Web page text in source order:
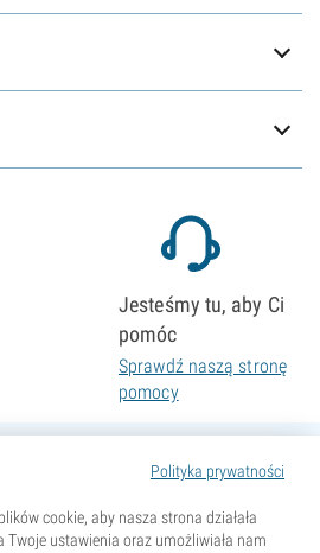
Polityka prywatności
cookie, aby nasza strona działała
Twoje ustawienia oraz umożliwiała nam
Jesteśmy tu, aby Ci
pomóc
Sprawdź naszą stronę
pomocy